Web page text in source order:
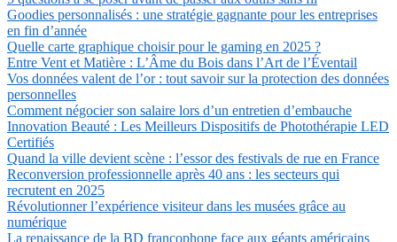
Goodies personnalisés : une stratégie gagnante pour les entreprises
en fin d’année
Quelle carte graphique choisir pour le gaming en 2025 ?
Entre Vent et Matière : L’Âme du Bois dans l’Art de l’Éventail
Vos données valent de l’or : tout savoir sur la protection des données
personnelles
Comment négocier son salaire lors d’un entretien d’embauche
Innovation Beauté : Les Meilleurs Dispositifs de Photothérapie LED
Certifiés
Quand la ville devient scène : l’essor des festivals de rue en France
Reconversion professionnelle après 40 ans : les secteurs qui
recrutent en 2025
Révolutionner l’expérience visiteur dans les musées grâce au
numérique
La renaissance de la BD francophone face aux géants américains